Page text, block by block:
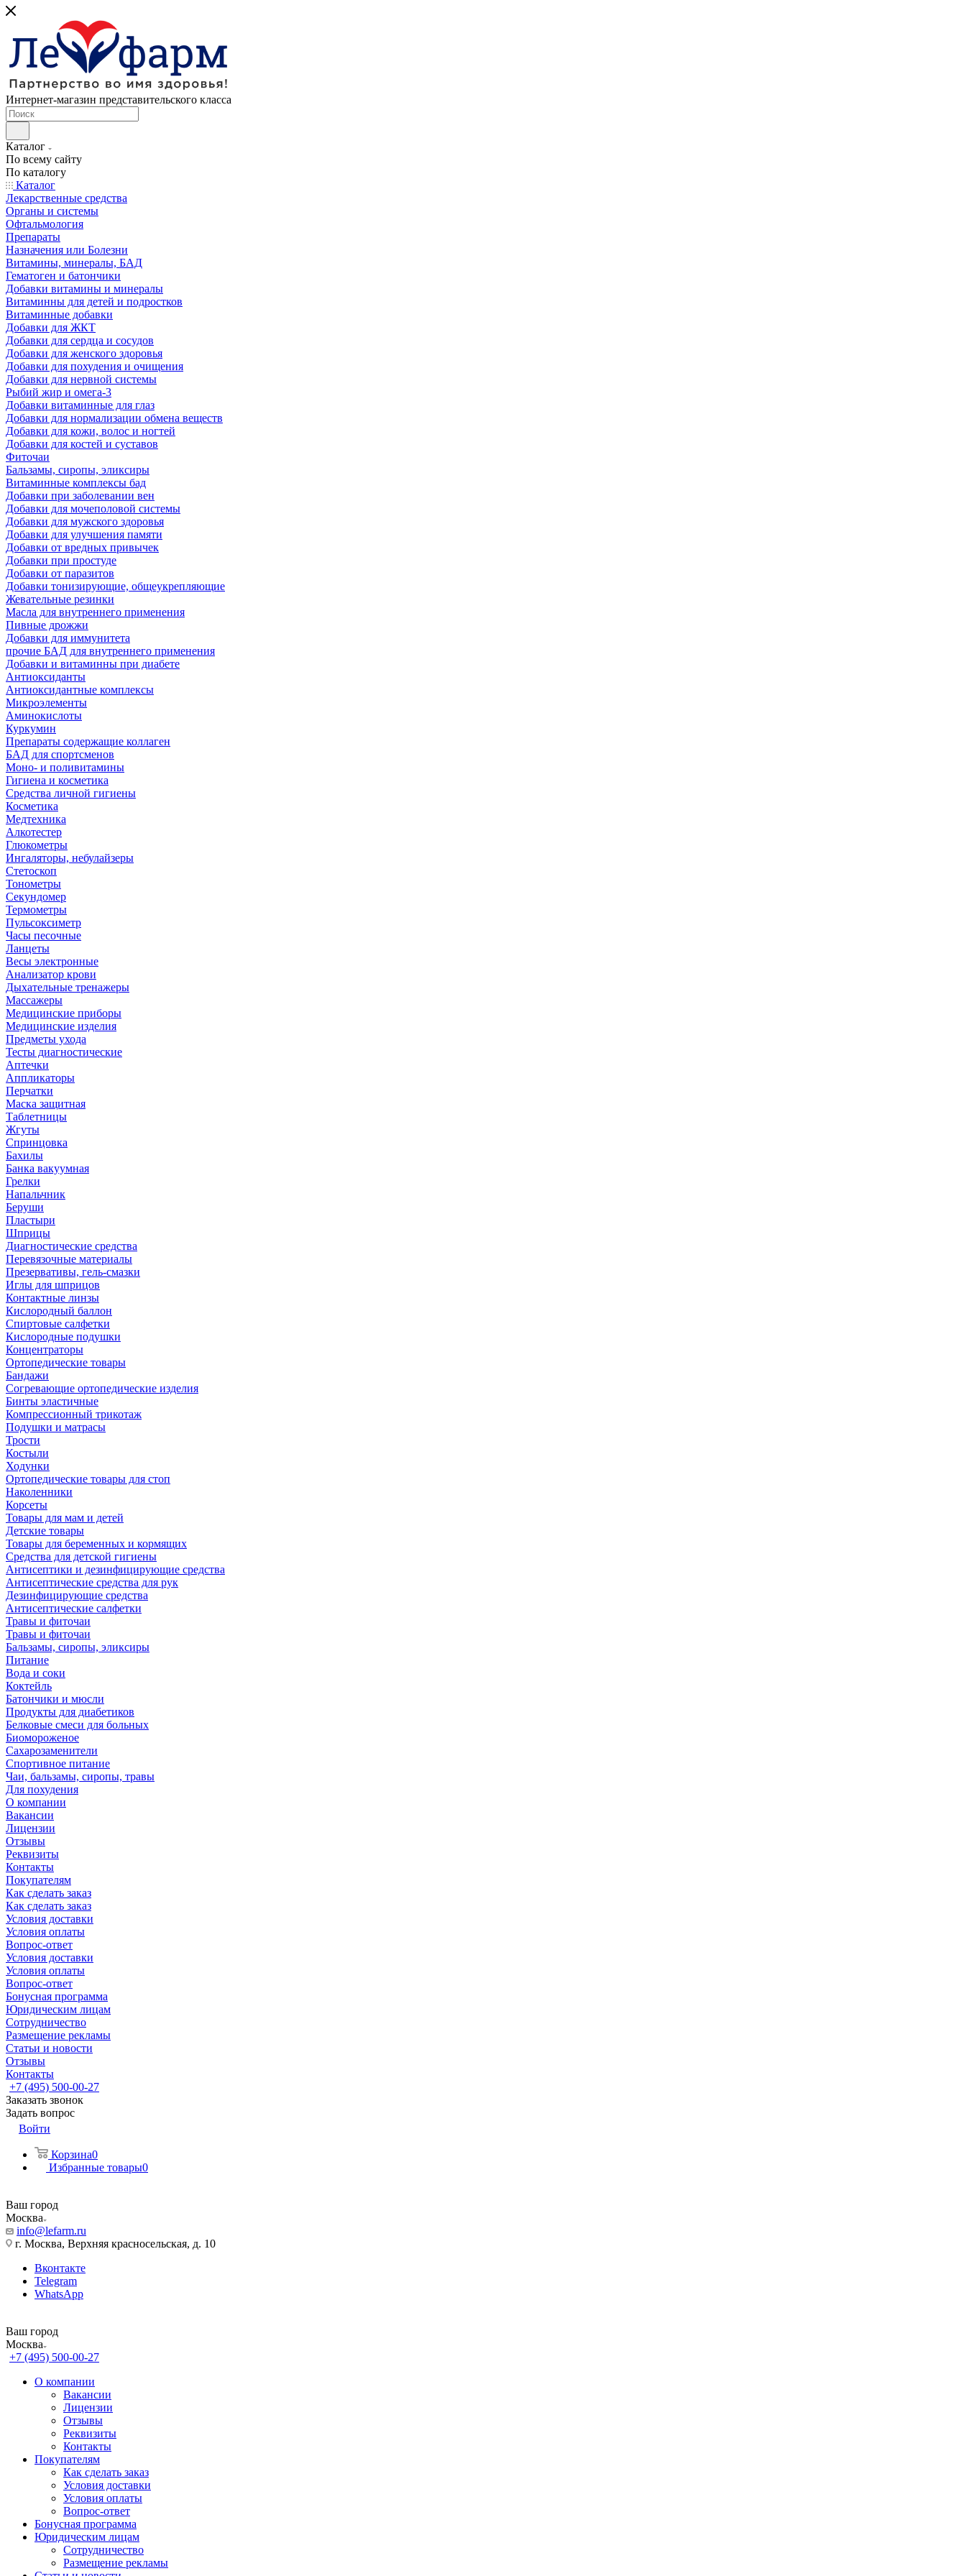
Интернет-магазин представительского класса
Каталог
По всему сайту
По каталогу
Каталог
Лекарственные средства
Органы и системы
Офтальмология
Препараты
Назначения или Болезни
Витамины, минералы, БАД
Гематоген и батончики
Добавки витамины и минералы
Витаминны для детей и подростков
Витаминные добавки
Добавки для ЖКТ
Добавки для сердца и сосудов
Добавки для женского здоровья
Добавки для похудения и очищения
Добавки для нервной системы
Рыбий жир и омега-3
Добавки витаминные для глаз
Добавки для нормализации обмена веществ
Добавки для кожи, волос и ногтей
Добавки для костей и суставов
Фиточаи
Бальзамы, сиропы, эликсиры
Витаминные комплексы бад
Добавки при заболевании вен
Добавки для мочеполовой системы
Добавки для мужского здоровья
Добавки для улучшения памяти
Добавки от вредных привычек
Добавки при простуде
Добавки от паразитов
Добавки тонизирующие, общеукрепляющие
Жевательные резинки
Масла для внутреннего применения
Пивные дрожжи
Добавки для иммунитета
прочие БАД для внутреннего применения
Добавки и витаминны при диабете
Антиоксиданты
Антиоксидантные комплексы
Микроэлементы
Аминокислоты
Куркумин
Препараты содержащие коллаген
БАД для спортсменов
Моно- и поливитамины
Гигиена и косметика
Средства личной гигиены
Косметика
Медтехника
Алкотестер
Глюкометры
Ингаляторы, небулайзеры
Стетоскоп
Тонометры
Секундомер
Термометры
Пульсоксиметр
Часы песочные
Ланцеты
Весы электронные
Анализатор крови
Дыхательные тренажеры
Массажеры
Медицинские приборы
Медицинские изделия
Предметы ухода
Тесты диагностические
Аптечки
Аппликаторы
Перчатки
Маска защитная
Таблетницы
Жгуты
Спринцовка
Бахилы
Банка вакуумная
Грелки
Напальчник
Беруши
Пластыри
Шприцы
Диагностические средства
Перевязочные материалы
Презервативы, гель-смазки
Иглы для шприцов
Контактные линзы
Кислородный баллон
Спиртовые салфетки
Кислородные подушки
Концентраторы
Ортопедические товары
Бандажи
Согревающие ортопедические изделия
Бинты эластичные
Компрессионный трикотаж
Подушки и матрасы
Трости
Костыли
Ходунки
Ортопедические товары для стоп
Наколенники
Корсеты
Товары для мам и детей
Детские товары
Товары для беременных и кормящих
Средства для детской гигиены
Антисептики и дезинфицирующие средства
Антисептические средства для рук
Дезинфицирующие средства
Антисептические салфетки
Травы и фиточаи
Травы и фиточаи
Бальзамы, сиропы, эликсиры
Питание
Вода и соки
Коктейль
Батончики и мюсли
Продукты для диабетиков
Белковые смеси для больных
Биомороженое
Сахарозаменители
Спортивное питание
Чаи, бальзамы, сиропы, травы
Для похудения
О компании
Вакансии
Лицензии
Отзывы
Реквизиты
Контакты
Покупателям
Как сделать заказ
Как сделать заказ
Условия доставки
Условия оплаты
Вопрос-ответ
Условия доставки
Условия оплаты
Вопрос-ответ
Бонусная программа
Юридическим лицам
Сотрудничество
Размещение рекламы
Статьи и новости
Отзывы
Контакты
+7 (495) 500-00-27
Заказать звонок
Задать вопрос
Войти
Корзина0
Избранные товары0
Ваш город
Москва
info@lefarm.ru
г. Москва, Верхняя красносельская, д. 10
Вконтакте
Telegram
WhatsApp
Ваш город
Москва
+7 (495) 500-00-27
О компании
Вакансии
Лицензии
Отзывы
Реквизиты
Контакты
Покупателям
Как сделать заказ
Условия доставки
Условия оплаты
Вопрос-ответ
Бонусная программа
Юридическим лицам
Сотрудничество
Размещение рекламы